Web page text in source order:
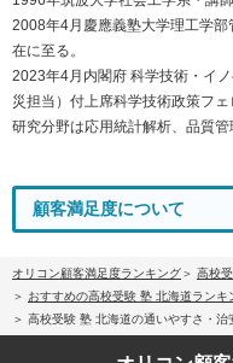
2008年4月慶應義塾大学理工学
在に至る。
2023年4月内閣府 科学技術・イ
災担当）付上席科学技術政策フェ
研究分野は応用統計解析、品質管
顧客満足度について
オリコン顧客満足度ランキング
高校
おすすめの高校受験 塾 北海道ランキ
高校受験 塾 北海道の通いやすさ・治